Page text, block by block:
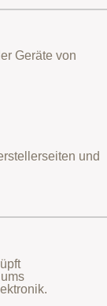
Geräte von
und